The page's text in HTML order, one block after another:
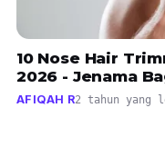
10 Nose Hair
2026 - Jenama
AFIQAH R2 tahun yang